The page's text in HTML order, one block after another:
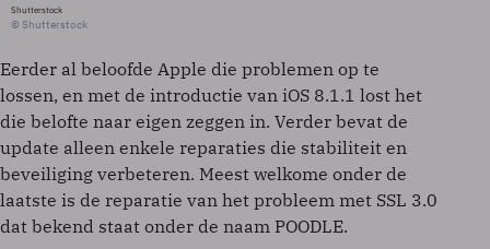
Shutterstock
© Shutterstock
Eerder al beloofde Apple die problemen op te
lossen, en met de introductie van iOS 8.1.1 lost het
die belofte naar eigen zeggen in. Verder bevat de
update alleen enkele reparaties die stabiliteit en
beveiliging verbeteren. Meest welkome onder de
laatste is de reparatie van het probleem met SSL 3.0
dat bekend staat onder de naam POODLE.